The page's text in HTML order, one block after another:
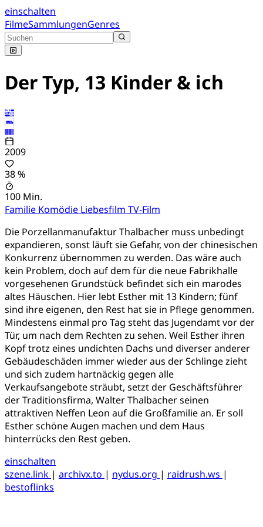
einschalten
FilmeSammlungenGenres
Der Typ, 13 Kinder & ich
2009
38 %
100 Min.
Familie Komödie Liebesfilm TV-Film
Die Porzellanmanufaktur Thalbacher muss unbedingt
expandieren, sonst läuft sie Gefahr, von der chinesischen
Konkurrenz übernommen zu werden. Das wäre auch
kein Problem, doch auf dem für die neue Fabrikhalle
vorgesehenen Grundstück befindet sich ein marodes
altes Häuschen. Hier lebt Esther mit 13 Kindern; fünf
sind ihre eigenen, den Rest hat sie in Pflege genommen.
Mindestens einmal pro Tag steht das Jugendamt vor der
Tür, um nach dem Rechten zu sehen. Weil Esther ihren
Kopf trotz eines undichten Dachs und diverser anderer
Gebäudeschäden immer wieder aus der Schlinge zieht
und sich zudem hartnäckig gegen alle
Verkaufsangebote sträubt, setzt der Geschäftsführer
der Traditionsfirma, Walter Thalbacher seinen
attraktiven Neffen Leon auf die Großfamilie an. Er soll
Esther schöne Augen machen und dem Haus
hinterrücks den Rest geben.
einschalten
szene.link | archivx.to | nydus.org | raidrush.ws |
bestoflinks